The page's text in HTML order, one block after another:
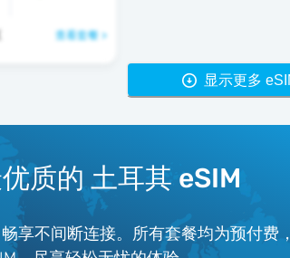
查看套餐 >
显示更多
质的 土耳其 eSIM
享不间断连接。所有套餐均为预付费